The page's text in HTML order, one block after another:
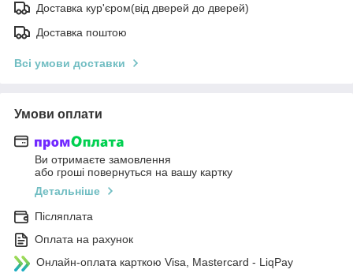
Доставка кур'єром(від дверей до дверей)
Доставка поштою
Всі умови доставки
Умови оплати
Ви отримаєте замовлення
або гроші повернуться на вашу картку
Детальніше
Післяплата
Оплата на рахунок
Онлайн-оплата карткою Visa, Mastercard - LiqPay